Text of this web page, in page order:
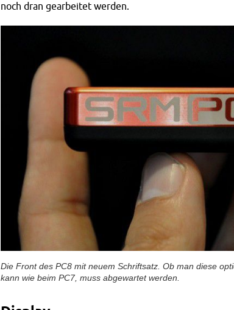
noch dran gearbeitet werden.
Die Front des PC8 mit neuem Schriftsatz. Ob man diese
kann wie beim PC7, muss abgewartet werden.